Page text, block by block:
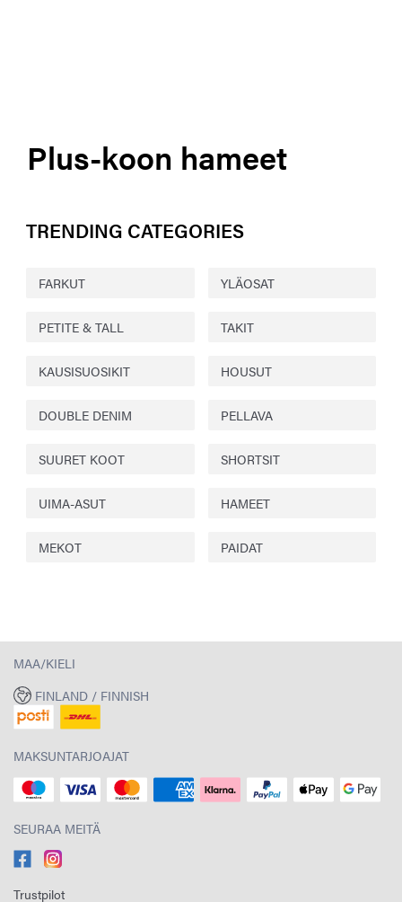
Plus-koon hameet
TRENDING CATEGORIES
FARKUT YLÄOSAT
PETITE & TALL TAKIT
KAUSISUOSIKIT HOUSUT
DOUBLE DENIM PELLAVA
SUURET KOOT SHORTSIT
UIMA-ASUT HAMEET
MEKOT PAIDAT
MAA/KIELI
FINLAND / FINNISH
MAKSUNTARJOAJAT
SEURAA MEITÄ
Trustpilot